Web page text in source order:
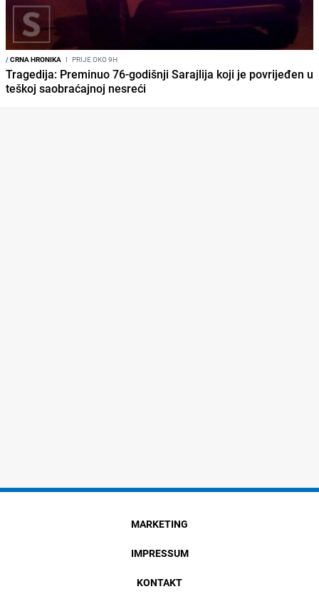
/CRNA HRONIKA I PRIJE OKO 9H
Tragedija: Preminuo 76-godišnji Sarajlija koji je povrijeđen u
teškoj saobraćajnoj nesreći
MARKETING
IMPRESSUM
KONTAKT